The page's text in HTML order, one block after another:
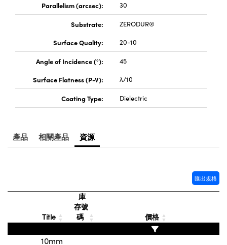
| 成像系統
Parallelism (arcsec):
30
Substrate:
ZERODUR®
Surface Quality:
20-10
Angle of Incidence (°):
45
Surface Flatness (P-V):
λ/10
Coating Type: Dielectric
產品 相關產品 資源
匯出規格
Title
庫
存號
碼
價格
10mm